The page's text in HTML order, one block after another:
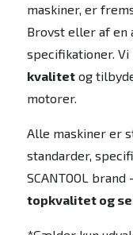
maskiner, er
Brovst eller af en
specifikationer. Vi
kvalitetog
motorer.
Alle maskiner er
standarder,
SCANTOOL brand
topkvalitet og